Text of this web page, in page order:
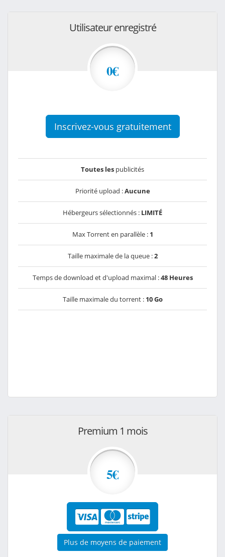
Utilisateur enregistré
0€
Inscrivez-vous gratuitement
Toutes les publicités
Priorité upload :Aucune
Hébergeurs sélectionnés : LIMITÉ
Max Torrent en parallèle : 1
Taille maximale de la queue :2
Temps de download et d'upload maximal :48 Heures
Taille maximale du torrent : 10 Go
Premium 1 mois
5€
Plus de moyens de paiement